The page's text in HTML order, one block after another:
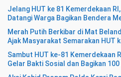
Jelang HUT ke 81 Kemerdekaan
Datangi Warga Bagikan Bendera
Merah Putih Berkibar di Mat
Ajak Masyarakat Semarakan HUT
Sambut HUT ke-81 Kemerdekaan
Gelar Bakti Sosial dan Bagikan